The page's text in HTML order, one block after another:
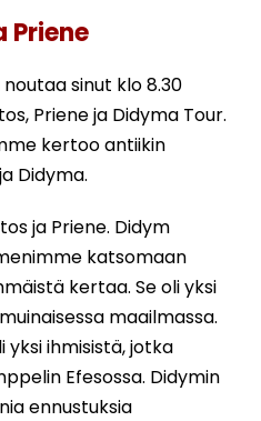
Priene
sinut klo 8.30
Priene ja Didyma Tour.
kertoo antiikin
Didyma.
ja Priene. Didym
katsomaan
kertaa. Se oli yksi
maailmassa.
yksi ihmisistä, jotka
Efesossa. Didymin
ennustuksia